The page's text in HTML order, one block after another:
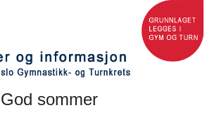
God sommer